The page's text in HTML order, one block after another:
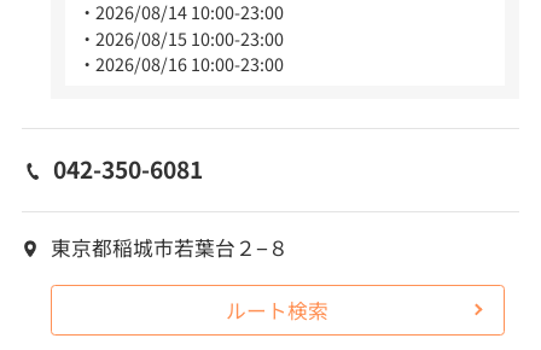
2026/08/14 10:00-23:00
2026/08/15 10:00-23:00
2026/08/16 10:00-23:00
042-350-6081
東京都稲城市若葉台２−８
ルート検索